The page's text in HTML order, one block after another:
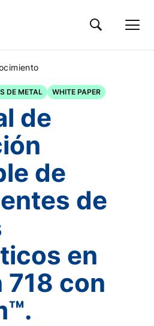
DE METAL WHITE PAPER
de
de
de
en
718 con